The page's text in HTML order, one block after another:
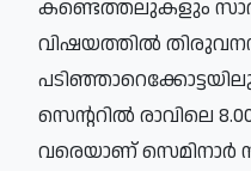
കണ്ടെത്തലുകളും
വിഷയത്തില്‍
സെന്ററില്‍ രാവിലെ
വരെയാണ് സെമിനാര്‍